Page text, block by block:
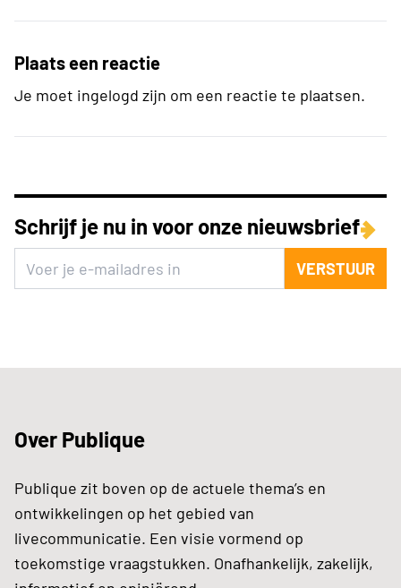
Plaats een reactie
Je moet ingelogd zijn om een reactie te plaatsen.
Schrijf je nu in voor onze nieuwsbrief
VERSTUUR
Over Publique
Publique zit boven op de actuele thema’s en
ontwikkelingen op het gebied van
livecommunicatie. Een visie vormend op
toekomstige vraagstukken. Onafhankelijk, zakelijk,